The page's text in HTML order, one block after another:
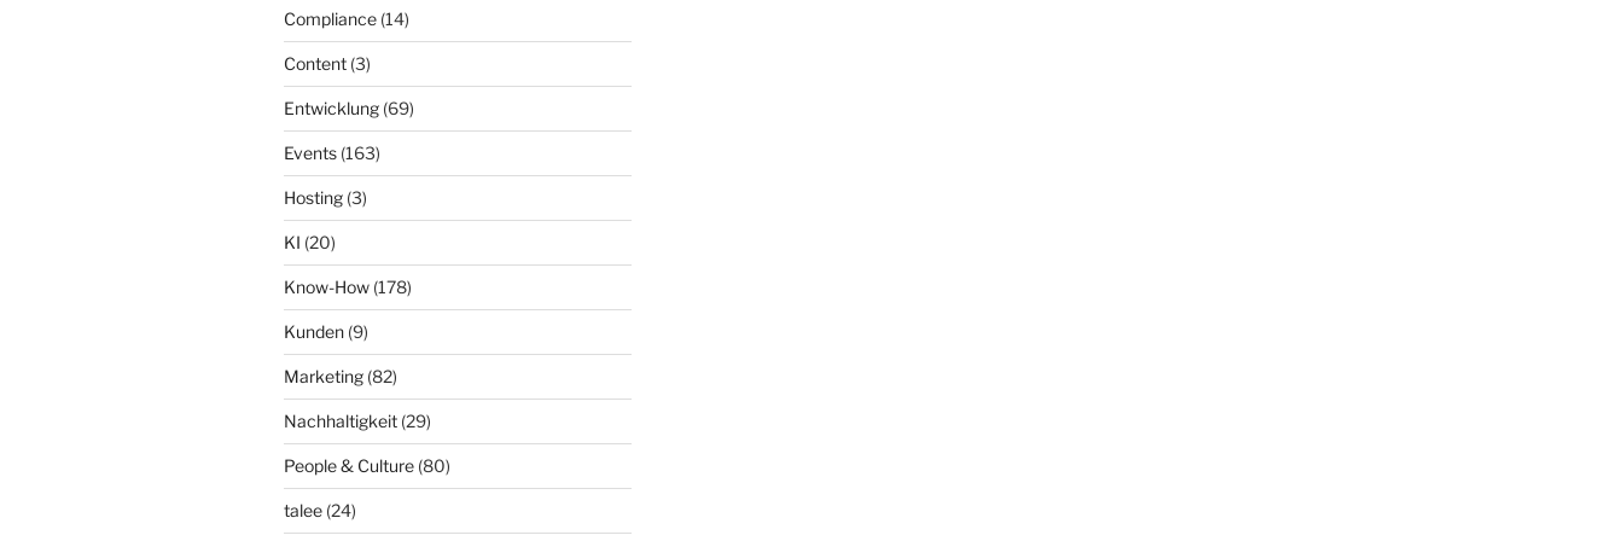
Compliance (14)
Content (3)
Entwicklung (69)
Events (163)
Hosting (3)
KI (20)
Know-How (178)
Kunden (9)
Marketing (82)
Nachhaltigkeit (29)
People & Culture (80)
talee (24)